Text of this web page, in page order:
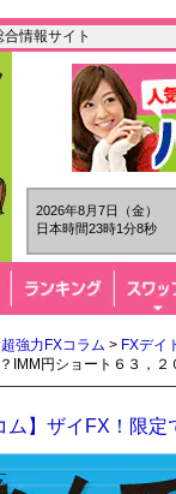
情報サイト
2026年8月7日（金）
日本時間23時1分10秒
強力FXコラム > FXデイ
IMM円ショート６３，２
ム】ザイFX！限